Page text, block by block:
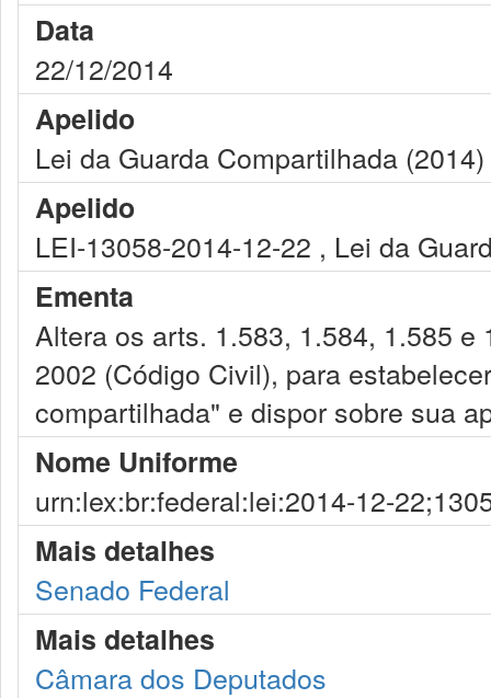
Data
22/12/2014
Apelido
Lei da Guarda Compartilhada (2014)
Apelido
LEI-13058-2014-12-22 , Lei da
Ementa
Altera os arts. 1.583, 1.584, 1.585 e
2002 (Código Civil), para
compartilhada" e dispor sobre sua
Nome Uniforme
urn:lex:br:federal:lei:2014-12-
Mais detalhes
Senado Federal
Mais detalhes
Câmara dos Deputados